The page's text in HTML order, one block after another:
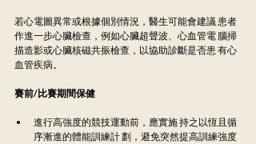
若心電圖異常或根據個別情況，醫生可能會建議 患者
作進一步心臟檢查，例如心臟超聲波、心血管電 腦掃
描造影或心臟核磁共振檢查，以協助診斷是否患 有心
血管疾病。
賽前/比賽期間保健
進行高強度的競技運動前，應實施 持之以恆且循
序漸進的體能訓練計 劃，避免突然提高訓練強度